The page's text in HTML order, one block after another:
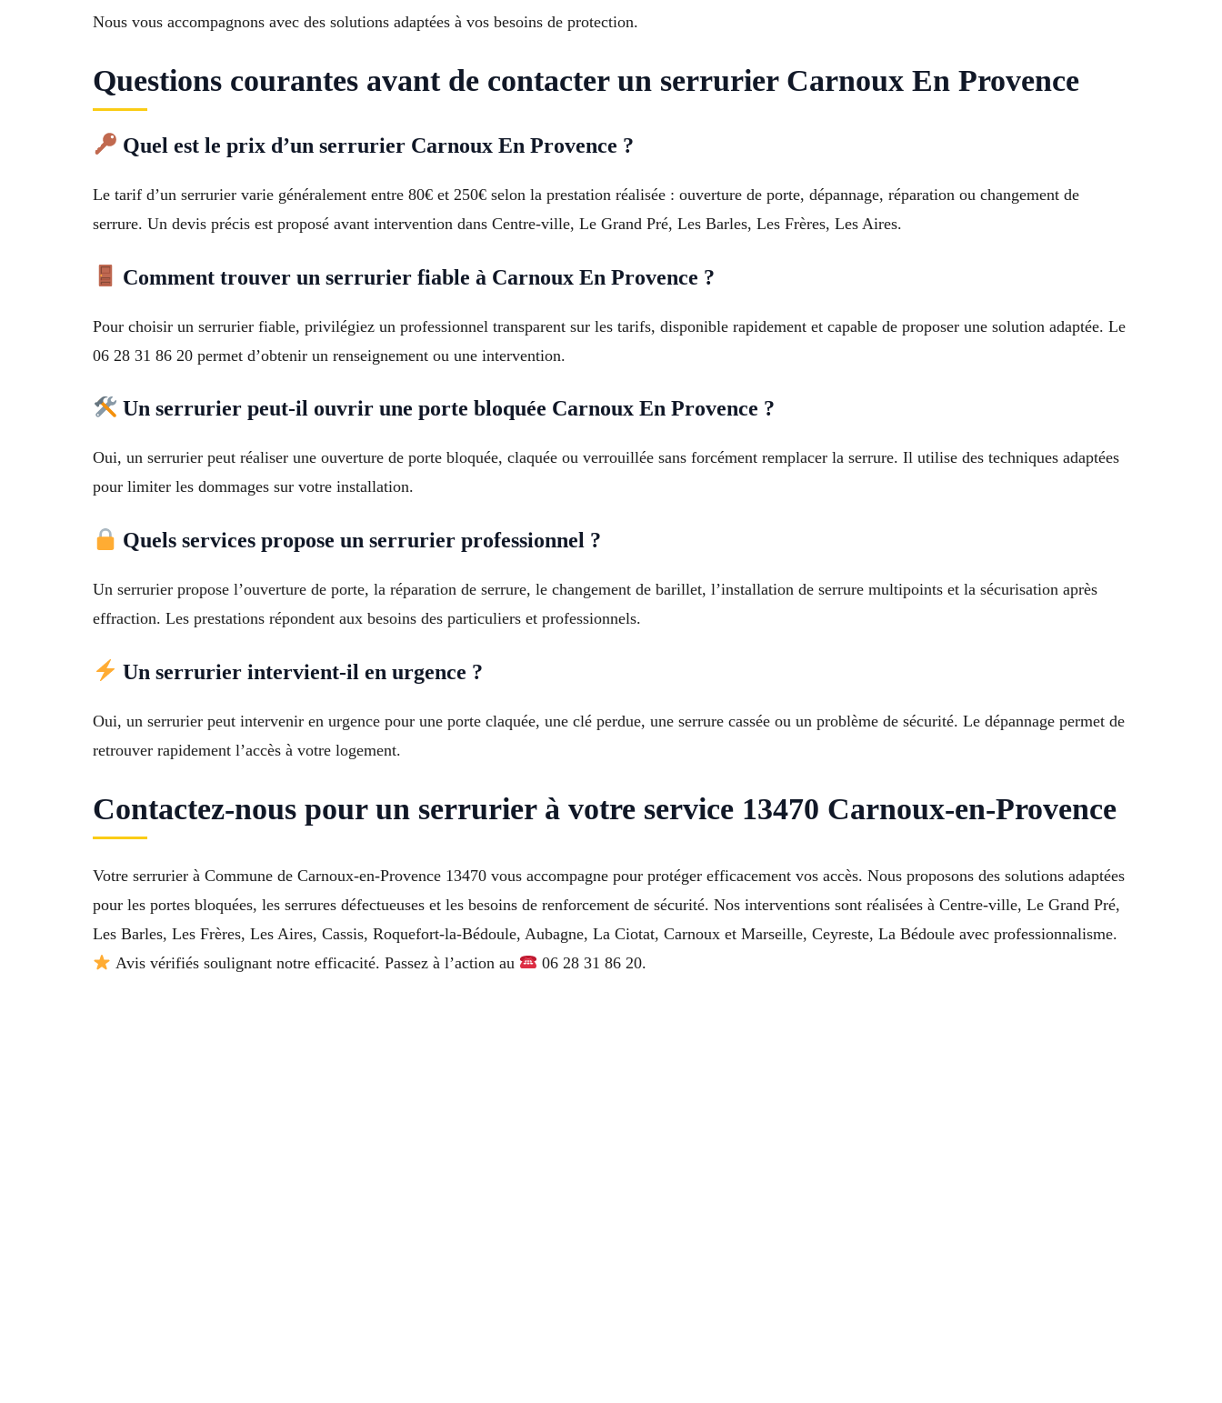
Nous vous accompagnons avec des solutions adaptées à vos besoins de protection.
Questions courantes avant de contacter un serrurier Carnoux En Provence
Quel est le prix d’un serrurier Carnoux En Provence ?
Le tarif d’un serrurier varie généralement entre 80€ et 250€ selon la prestation réalisée : ouverture de porte, dépannage, réparation ou changement de
serrure. Un devis précis est proposé avant intervention dans Centre-ville, Le Grand Pré, Les Barles, Les Frères, Les Aires.
Comment trouver un serrurier fiable à Carnoux En Provence ?
Pour choisir un serrurier fiable, privilégiez un professionnel transparent sur les tarifs, disponible rapidement et capable de proposer une solution adaptée. Le
06 28 31 86 20 permet d’obtenir un renseignement ou une intervention.
Un serrurier peut-il ouvrir une porte bloquée Carnoux En Provence ?
Oui, un serrurier peut réaliser une ouverture de porte bloquée, claquée ou verrouillée sans forcément remplacer la serrure. Il utilise des techniques adaptées
pour limiter les dommages sur votre installation.
Quels services propose un serrurier professionnel ?
Un serrurier propose l’ouverture de porte, la réparation de serrure, le changement de barillet, l’installation de serrure multipoints et la sécurisation après
effraction. Les prestations répondent aux besoins des particuliers et professionnels.
Un serrurier intervient-il en urgence ?
Oui, un serrurier peut intervenir en urgence pour une porte claquée, une clé perdue, une serrure cassée ou un problème de sécurité. Le dépannage permet de
retrouver rapidement l’accès à votre logement.
Contactez-nous pour un serrurier à votre service 13470 Carnoux-en-Provence
Votre serrurier à Commune de Carnoux-en-Provence 13470 vous accompagne pour protéger efficacement vos accès. Nous proposons des solutions adaptées
pour les portes bloquées, les serrures défectueuses et les besoins de renforcement de sécurité. Nos interventions sont réalisées à Centre-ville, Le Grand Pré,
Les Barles, Les Frères, Les Aires, Cassis, Roquefort-la-Bédoule, Aubagne, La Ciotat, Carnoux et Marseille, Ceyreste, La Bédoule avec professionnalisme.
Avis vérifiés soulignant notre efficacité. Passez à l’action au
06 28 31 86 20.